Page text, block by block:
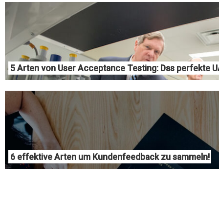
5 Arten von User Acceptance Testing: Das perfekte
6 effektive Arten um Kundenfeedback zu sammeln!